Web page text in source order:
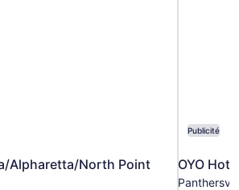
Alpharetta/North Point
Publicité
OYO